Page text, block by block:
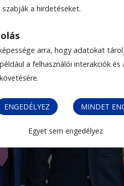
a hirdetéseket.
arra, hogy adatokat
a felhasználói interakciók és
ENGEDÉLYEZ MINDET
Egyet sem engedélyez